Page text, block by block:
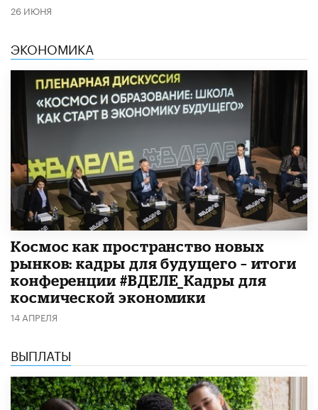
26 ИЮНЯ
ЭКОНОМИКА
Космос как пространство новых
рынков: кадры для будущего – итоги
конференции #ВДЕЛЕ_Кадры для
космической экономики
14 АПРЕЛЯ
ВЫПЛАТЫ